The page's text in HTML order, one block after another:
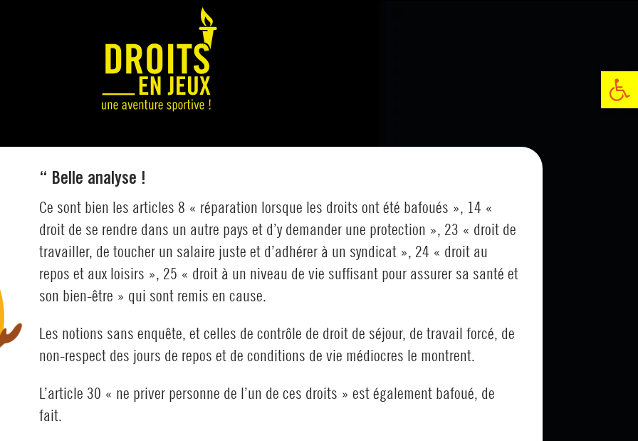
Ouvrir la
“ Belle analyse !
Ce sont bien les articles 8 « réparation lorsque les droits ont été bafoués », 14 «
droit de se rendre dans un autre pays et d’y demander une protection », 23 « droit de
travailler, de toucher un salaire juste et d’adhérer à un syndicat », 24 « droit au
repos et aux loisirs », 25 « droit à un niveau de vie suffisant pour assurer sa santé et
son bien-être » qui sont remis en cause.
Les notions sans enquête, et celles de contrôle de droit de séjour, de travail forcé, de
non-respect des jours de repos et de conditions de vie médiocres le montrent.
L’article 30 « ne priver personne de l’un de ces droits » est également bafoué, de
fait.